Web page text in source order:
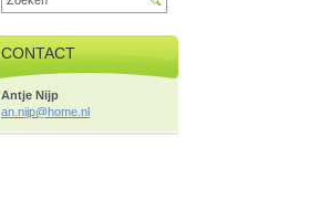
CONTACT
Antje Nijp
an.nijp@home.nl